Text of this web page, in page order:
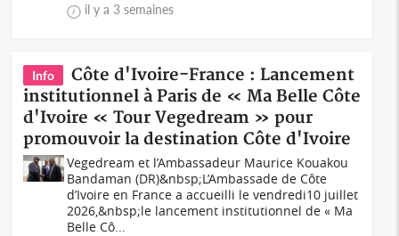
il y a 3 semaines
Info
Côte d'Ivoire-France : Lancement
institutionnel à Paris de « Ma Belle Côte
d'Ivoire « Tour Vegedream » pour
promouvoir la destination Côte d'Ivoire
Vegedream et l’Ambassadeur Maurice Kouakou
Bandaman (DR)&nbsp;L’Ambassade de Côte
d’Ivoire en France a accueilli le vendredi10 juillet
2026,&nbsp;le lancement institutionnel de « Ma
Belle Cô...